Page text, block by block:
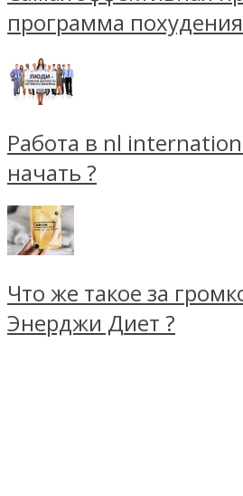
программа
Работа в nl
начать ?
Что же такое за
Энерджи Диет ?